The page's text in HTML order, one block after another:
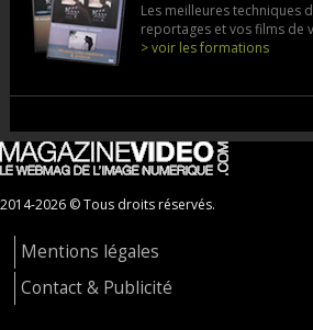
Les meilleures techniques
reportages et vos films de
> voir les formations
2014-2026 © Tous droits réservés.
Mentions légales
Contact & Publicité